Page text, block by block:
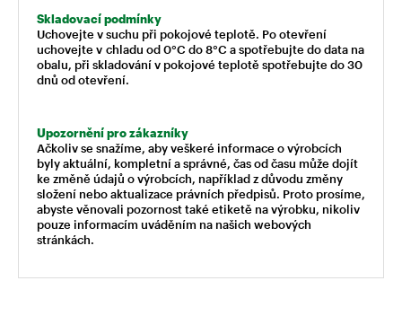
Skladovací podmínky
Uchovejte v suchu při pokojové teplotě. Po otevření
uchovejte v chladu od 0°C do 8°C a spotřebujte do data na
obalu, při skladování v pokojové teplotě spotřebujte do 30
dnů od otevření.
Upozornění pro zákazníky
Ačkoliv se snažíme, aby veškeré informace o výrobcích
byly aktuální, kompletní a správné, čas od času může dojít
ke změně údajů o výrobcích, například z důvodu změny
složení nebo aktualizace právních předpisů. Proto prosíme,
abyste věnovali pozornost také etiketě na výrobku, nikoliv
pouze informacím uváděním na našich webových
stránkách.